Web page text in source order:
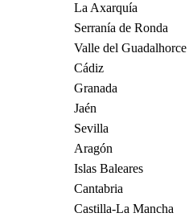
La Axarquía
Serranía de Ronda
Valle del Guadalhorce
Cádiz
Granada
Jaén
Sevilla
Aragón
Islas Baleares
Cantabria
Castilla-La Mancha